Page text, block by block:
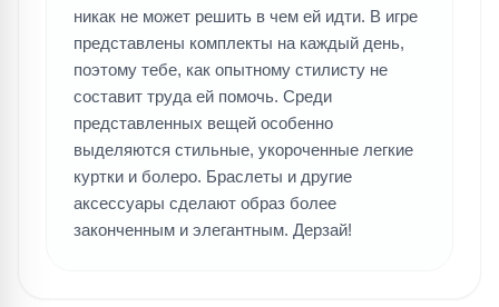
никак не может решить в чем ей идти. В игре
представлены комплекты на каждый день,
поэтому тебе, как опытному стилисту не
составит труда ей помочь. Среди
представленных вещей особенно
выделяются стильные, укороченные легкие
куртки и болеро. Браслеты и другие
аксессуары сделают образ более
законченным и элегантным. Дерзай!